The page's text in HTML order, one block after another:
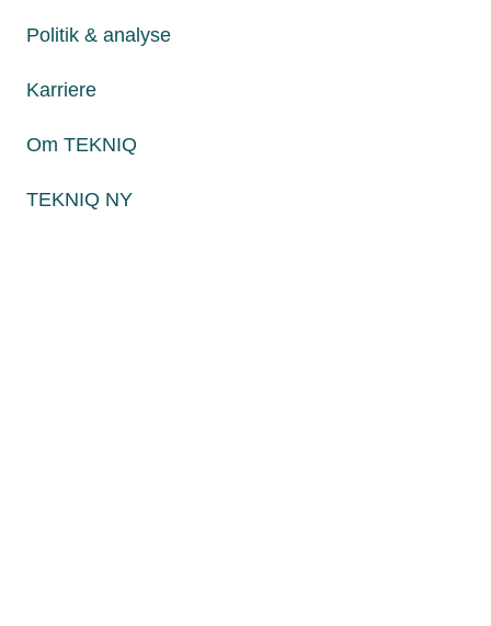
Politik & analyse
Karriere
Om TEKNIQ
TEKNIQ NY
Paul Bergsøes Vej 6, 2600 Glostrup